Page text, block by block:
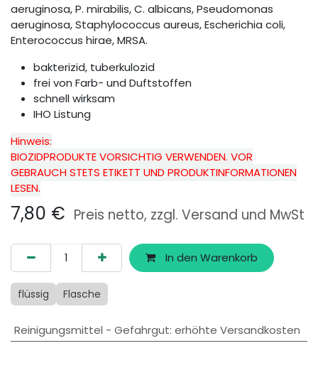
aeruginosa, P. mirabilis, C. albicans, Pseudomonas
aeruginosa, Staphylococcus aureus, Escherichia coli,
Enterococcus hirae, MRSA.
bakterizid, tuberkulozid
frei von Farb- und Duftstoffen
schnell wirksam
IHO Listung
Hinweis:
BIOZIDPRODUKTE VORSICHTIG VERWENDEN. VOR
GEBRAUCH STETS ETIKETT UND PRODUKTINFORMATIONEN
LESEN.
7,80 € Preis netto, zzgl. Versand und MwSt
In den Warenkorb
flüssig Flasche
Reinigungsmittel - Gefahrgut: erhöhte Versandkosten